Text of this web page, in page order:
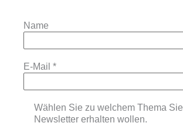
Name
E-Mail *
Wählen Sie zu welchem Thema Sie
Newsletter erhalten wollen.